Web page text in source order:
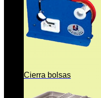
Cierra bolsas